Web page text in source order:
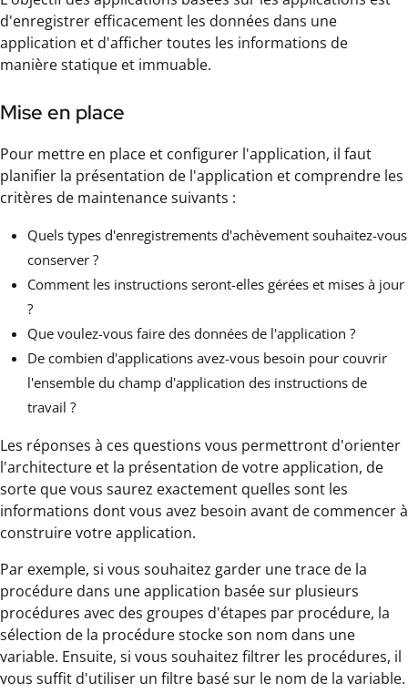
d'enregistrer efficacement les données dans une
application et d'afficher toutes les informations de
manière statique et immuable.
Mise en place
Pour mettre en place et configurer l'application, il faut
planifier la présentation de l'application et comprendre les
critères de maintenance suivants :
Quels types d'enregistrements d'achèvement souhaitez-vous
conserver ?
Comment les instructions seront-elles gérées et mises à jour
?
Que voulez-vous faire des données de l'application ?
De combien d'applications avez-vous besoin pour couvrir
l'ensemble du champ d'application des instructions de
travail ?
Les réponses à ces questions vous permettront d'orienter
l'architecture et la présentation de votre application, de
sorte que vous saurez exactement quelles sont les
informations dont vous avez besoin avant de commencer à
construire votre application.
Par exemple, si vous souhaitez garder une trace de la
procédure dans une application basée sur plusieurs
procédures avec des groupes d'étapes par procédure, la
sélection de la procédure stocke son nom dans une
variable. Ensuite, si vous souhaitez filtrer les procédures, il
vous suffit d'utiliser un filtre basé sur le nom de la variable.